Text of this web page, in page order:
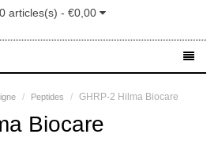
0 articles(s) - €0,00
Peptides GHRP-2 Hilma Biocare
Biocare